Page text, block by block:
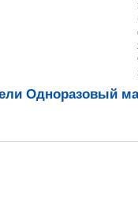
Одноразовый